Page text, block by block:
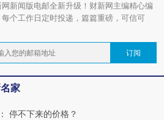
网新闻版电邮全新升级！财新网主编精心编
每个工作日定时投递，篇篇重磅，可信可
订阅
家
： 停不下来的价格？